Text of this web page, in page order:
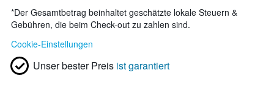
*Der Gesamtbetrag beinhaltet geschätzte lokale Steuern &
Gebühren, die beim Check-out zu zahlen sind.
Cookie-Einstellungen
Unser bester Preis ist garantiert